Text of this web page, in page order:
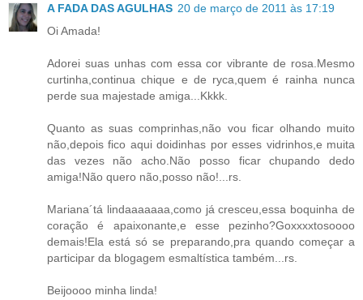
A FADA DAS AGULHAS 20 de março de 2011 às 17:19
Oi Amada!
Adorei suas unhas com essa cor vibrante de rosa.Mesmo
curtinha,continua chique e de ryca,quem é rainha nunca
perde sua majestade amiga...Kkkk.
Quanto as suas comprinhas,não vou ficar olhando muito
não,depois fico aqui doidinhas por esses vidrinhos,e muita
das vezes não acho.Não posso ficar chupando dedo
amiga!Não quero não,posso não!...rs.
Mariana´tá lindaaaaaaa,como já cresceu,essa boquinha de
coração é apaixonante,e esse pezinho?Goxxxxtosoooo
demais!Ela está só se preparando,pra quando começar a
participar da blogagem esmaltística também...rs.
Beijoooo minha linda!